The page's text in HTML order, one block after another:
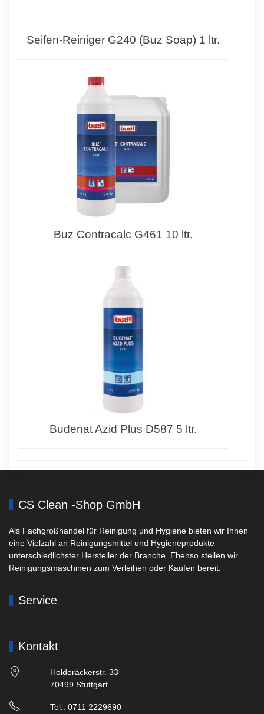
Seifen-Reiniger G240 (Buz Soap) 1 ltr.
Buz Contracalc G461 10 ltr.
Budenat Azid Plus D587 5 ltr.
CS Clean -Shop GmbH
Als Fachgroßhandel für Reinigung und Hygiene bieten wir Ihnen
eine Vielzahl an Reinigungsmittel und Hygieneprodukte
unterschiedlichster Hersteller der Branche. Ebenso stellen wir
Reinigungsmaschinen zum Verleihen oder Kaufen bereit.
Service
Kontakt
Holderäckerstr. 33
70499 Stuttgart
Tel.: 0711 2229690